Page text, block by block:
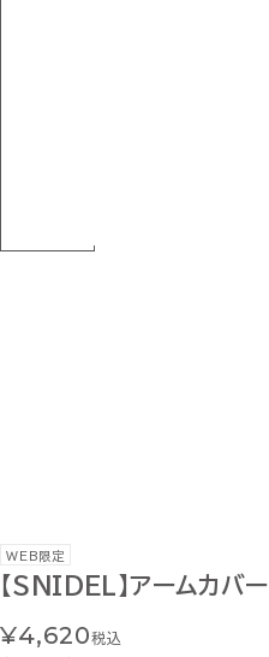
WEB限定
【SNIDEL】アームカバー
¥4,620税込